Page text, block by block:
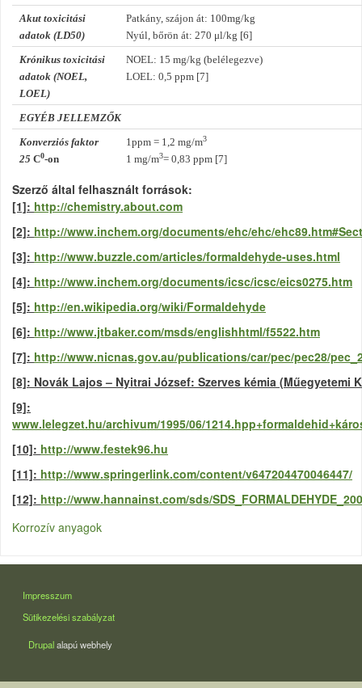
Akut toxicitási
adatok (LD50)
Patkány, szájon át: 100mg/kg
Nyúl, bőrön át: 270 μl/kg [6]
Krónikus toxicitási
adatok (NOEL,
LOEL)
NOEL: 15 mg/kg (belélegezve)
LOEL: 0,5 ppm [7]
EGYÉB JELLEMZŐK
Konverziós faktor
25 C0-on
1ppm = 1,2 mg/m3
1 mg/m3= 0,83 ppm [7]
Szerző által felhasznált források
[1]: http://chemistry.about.com
[2]: http://www.inchem.org/documents/ehc/ehc/
[3]: http://www.buzzle.com/articles/formaldehyde-uses.html
[4]: http://www.inchem.org/documents/icsc/icsc/eics0275.htm
[5]: http://en.wikipedia.org/wiki/Formaldehyde
[6]: http://www.jtbaker.com/msds/englishhtml/f5522.htm
[7]: http://www.nicnas.gov.au/publications/car/pec/pec28/
[8]: Novák Lajos – Nyitrai József: Szerves kémia (Műegyetemi
[9]:
www.lelegzet.hu/archivum/1995/06/
[10]: http://www.festek96.hu
[11]: http://www.springerlink.com/content/v647204470046447/
[12]: http://www.hannainst.com/sds/
Korrozív anyagok
LÁBLÉC
Impresszum
Sütikezelési szabályzat
Drupalalapú webhely